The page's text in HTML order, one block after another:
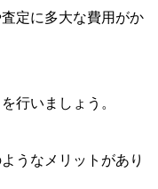
定に多大な費用がか
行いましょう。
うなメリットがあり